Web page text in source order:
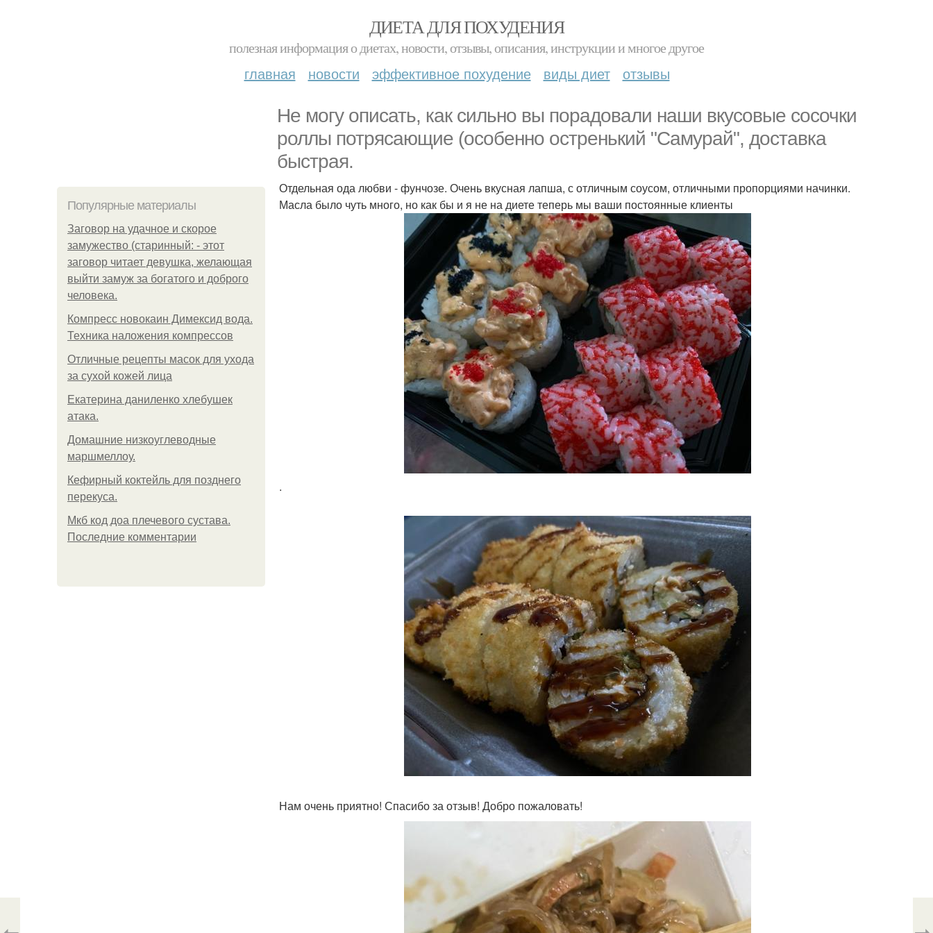
ДИЕТА ДЛЯ ПОХУДЕНИЯ
полезная информация о диетах, новости, отзывы, описания, инструкции и многое другое
главная новости эффективное похудение виды диет отзывы
Не могу описать, как сильно вы порадовали наши вкусовые сосочки
роллы потрясающие (особенно остренький "Самурай", доставка
быстрая.
Популярные материалы
Заговор на удачное и скорое
замужество (старинный: - этот
заговор читает девушка, желающая
выйти замуж за богатого и доброго
человека.
Компресс новокаин Димексид вода.
Техника наложения компрессов
Отличные рецепты масок для ухода
за сухой кожей лица
Екатерина даниленко хлебушек
атака.
Домашние низкоуглеводные
маршмеллоу.
Кефирный коктейль для позднего
перекуса.
Мкб код доа плечевого сустава.
Последние комментарии
Отдельная ода любви - фунчозе. Очень вкусная лапша, с отличным соусом, отличными пропорциями начинки.
Масла было чуть много, но как бы и я не на диете теперь мы ваши постоянные клиенты
.
Нам очень приятно! Спасибо за отзыв! Добро пожаловать!